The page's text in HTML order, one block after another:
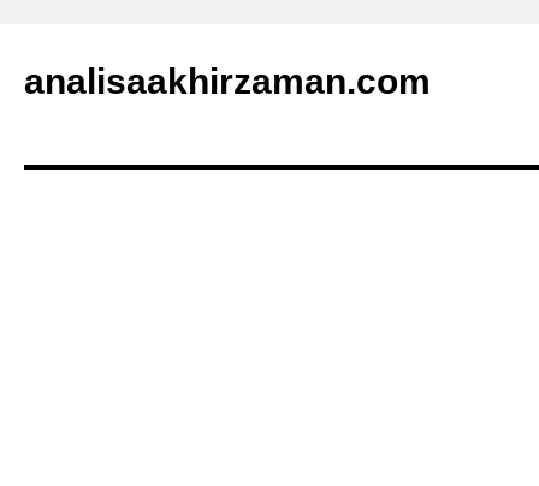
analisaakhirzaman.com